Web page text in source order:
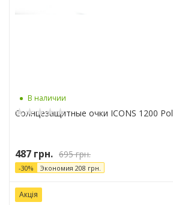
В наличии
Солнцезащитные очки ICONS 1200 Pol
487 грн. 695грн.
-30% Экономия 208 грн.
Акція